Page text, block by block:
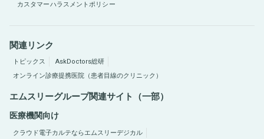
カスタマーハラスメントポリシー
関連リンク
トピックス
AskDoctors総研
オンライン診療提携医院（患者目線のクリニック）
エムスリーグループ関連サイト（一部）
医療機関向け
クラウド電子カルテならエムスリーデジカル